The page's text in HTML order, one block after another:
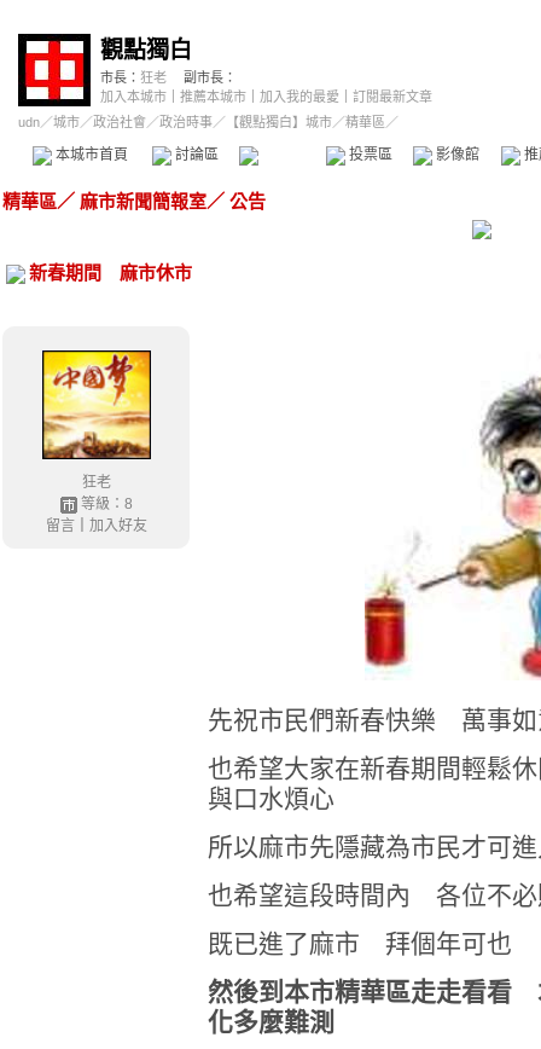
觀點獨白
市長： 狂老
副市長：
加入本城市
推薦本城市 加入我的最愛
訂閱最新文章
udn／城市／政治社會 ／政治時事／ 【觀點獨白】城市／精華區／
本城市首頁 討論區 精華區 投票區 影像館
精華區／ 麻市新聞簡報室／ 公告
新春期間 麻市休市
狂老
等級：8
留言｜ 加入好友
先祝市民們新春快樂 萬事
也希望大家在新春期間輕鬆
與口水煩心
所以麻市先隱藏為市民才可
也希望這段時間內 各位不
既已進了麻市 拜個年可也
然後到本市精華區走走看
化多麼難測